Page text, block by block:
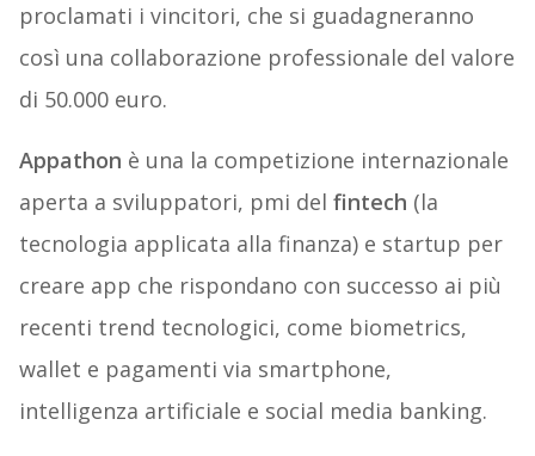
proclamati i vincitori, che si guadagneranno
così una collaborazione professionale del valore
di 50.000 euro.
Appathon è una la competizione internazionale
aperta a sviluppatori, pmi del fintech (la
tecnologia applicata alla finanza) e startup per
creare app che rispondano con successo ai più
recenti trend tecnologici, come biometrics,
wallet e pagamenti via smartphone,
intelligenza artificiale e social media banking.